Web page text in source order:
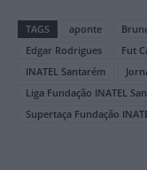
TAGS aponte
Edgar Rodrigues
Fut
INATEL Santarém
Liga Fundação INATEL
Supertaça Fundação